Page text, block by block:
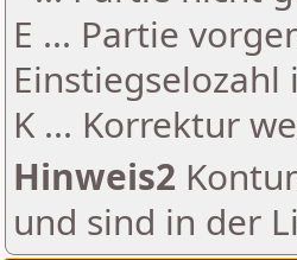
E ... Partie
K ... Korrektur
Hinweis2
und sind in der